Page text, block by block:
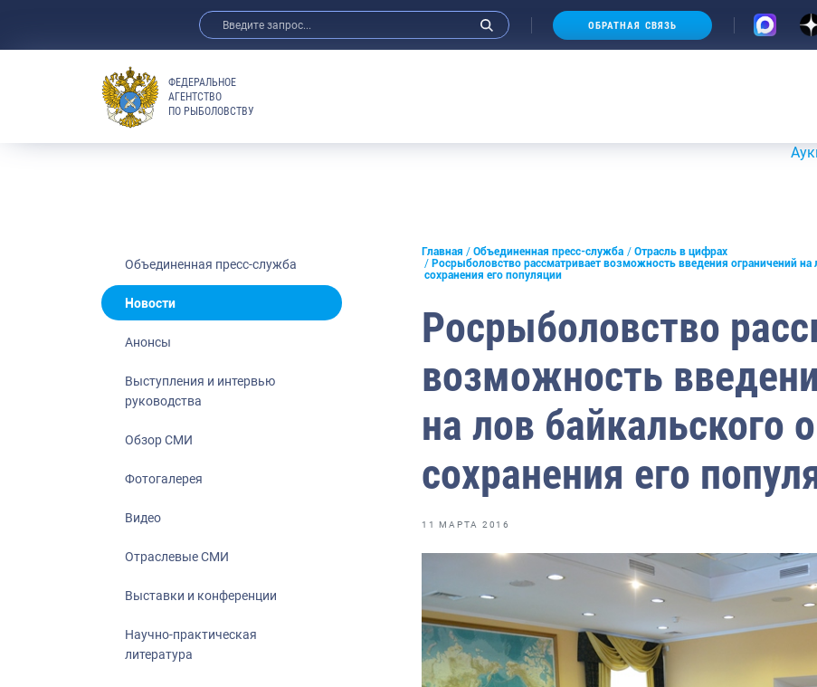
Анонсы
Отраслевые СМИ
Выставки и конференции
Научно-практическая литература
Рыбоохрана России
Большая африканская экспедиция
Укрепление духовно-нравственных
ОБРАТНАЯ СВЯЗЬ
ФЕДЕРАЛЬНОЕ
АГЕНТСТВО
ПО РЫБОЛОВСТВУ
Аукционы
Объединенная пресс-служба
Новости
Анонсы
Выступления и интервью
руководства
Обзор СМИ
Фотогалерея
Видео
Отраслевые СМИ
Выставки и конференции
Научно-практическая
литература
Главная Объединенная пресс-служба
Отрасль в цифрах
Росрыболовство рассматривает возможность введения ограничений
сохранения его популяции
Росрыболовство
возможность
на лов байкальского
сохранения его
11 МАРТА 2016